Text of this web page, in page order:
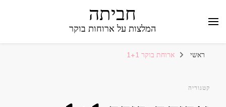
חביתה
המלצות על ארוחות בוקר
ראשי ארוחת בוקר 1+1
קטגוריה